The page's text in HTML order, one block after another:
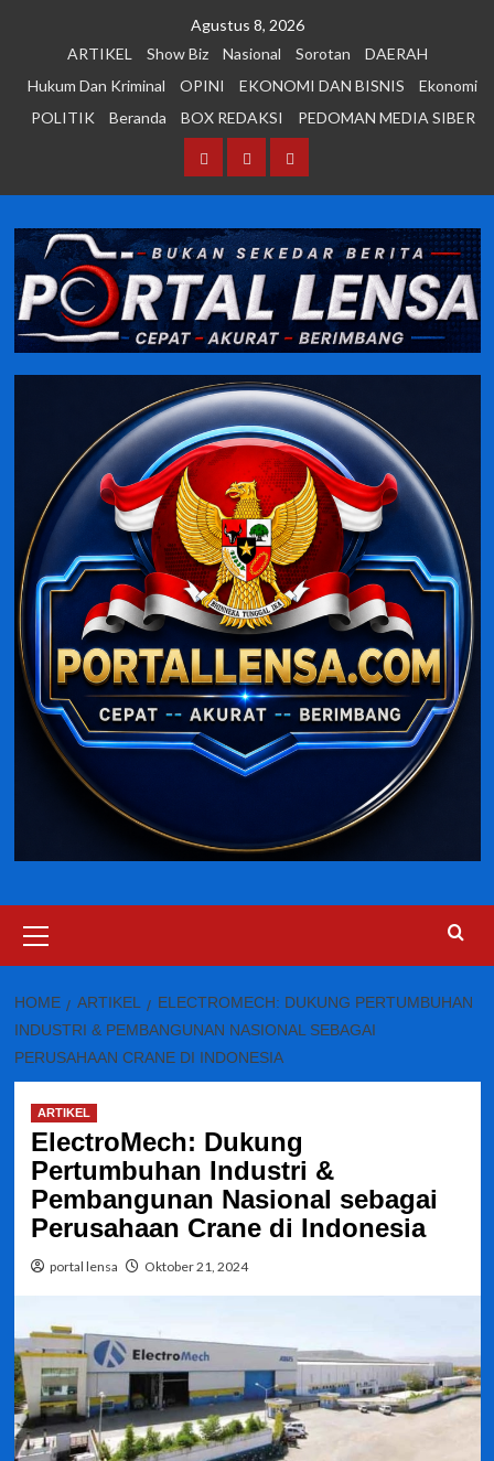
Agustus 8, 2026
ARTIKEL
Show Biz Nasional Sorotan
DAERAH
Hukum Dan Kriminal
OPINI EKONOMI DAN BISNIS
Ekonomi
POLITIK
Beranda BOX REDAKSI PEDOMAN MEDIA SIBER
BerandaBOX PEDOMAN
SIBER
Menu
HOME ARTIKEL
ELECTROMECH: DUKUNG PERTUMBUHAN
INDUSTRI & PEMBANGUNAN NASIONAL SEBAGAI
PERUSAHAAN CRANE DI INDONESIA
ARTIKEL
ElectroMech: Dukung
Pertumbuhan Industri &
Pembangunan Nasional sebagai
Perusahaan Crane di Indonesia
portal lensa Oktober 21, 2024